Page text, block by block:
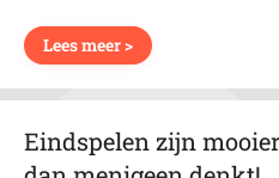
Lees meer >
Eindspelen zijn